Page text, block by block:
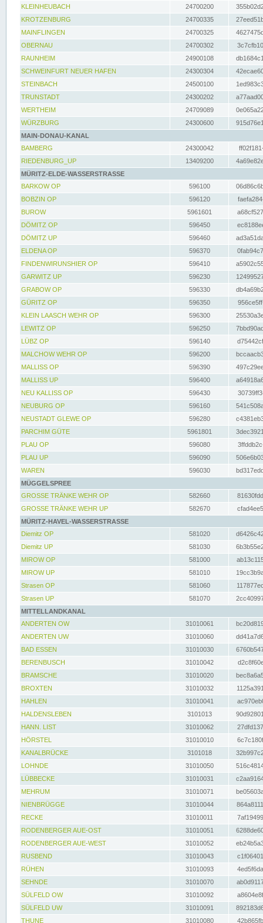
KLEINHEUBACH 24700200
KROTZENBURG
24700335
MAINFLINGEN
24700325
OBERNAU
24700302
RAUNHEIM
24900108
SCHWEINFURT NEUER HAFEN
24300304
STEINBACH
24500100
TRUNSTADT
24300202
WERTHEIM
24709089
WÜRZBURG
24300600
MAIN-DONAU-KANAL
BAMBERG
24300042
RIEDENBURG_UP
13409200
MÜRITZ-ELDE-WASSERSTRASSE
BARKOW OP
596100
BOBZIN OP
596120
BUROW
5961601
DÖMITZ OP
596450
DÖMITZ UP
596460
ELDENA OP
596370
FINDENWIRUNSHIER OP
596410
GARWITZ UP
596230
GRABOW OP
596330
GÜRITZ OP
596350
KLEIN LAASCH WEHR OP
596300
LEWITZ OP
596250
LÜBZ OP
596140
MALCHOW WEHR OP
596200
MALLISS OP
596390
MALLISS UP
596400
NEU KALLISS OP
596430
NEUBURG OP
596160
NEUSTADT GLEWE OP
596280
PARCHIM GÜTE
5961801
PLAU OP
596080
PLAU UP
596090
WAREN
596030
MÜGGELSPREE
GROSSE TRÄNKE WEHR OP
582660
GROSSE TRÄNKE WEHR UP
582670
MÜRITZ-HAVEL-WASSERSTRASSE
Diemitz OP
581020
Diemitz UP
581030
MIROW OP
581000
MIROW UP
581010
Strasen OP
581060
Strasen UP
581070
MITTELLANDKANAL
ANDERTEN OW
31010061
ANDERTEN UW
31010060
BAD ESSEN
31010030
BERENBUSCH
31010042
BRAMSCHE
31010020
BROXTEN
31010032
HAHLEN
31010041
HALDENSLEBEN
3101013
HANN. LIST
31010062
HÖRSTEL
31010010
KANALBRÜCKE
3101018
LOHNDE
31010050
LÜBBECKE
31010031
MEHRUM
31010071
NIENBRÜGGE
31010044
RECKE
31010011
RODENBERGER AUE-OST
31010051
RODENBERGER AUE-WEST
31010052
RUSBEND
31010043
RÜHEN
31010093
SEHNDE
31010070
SÜLFELD OW
31010092
SÜLFELD UW
31010091
THUNE
31010080